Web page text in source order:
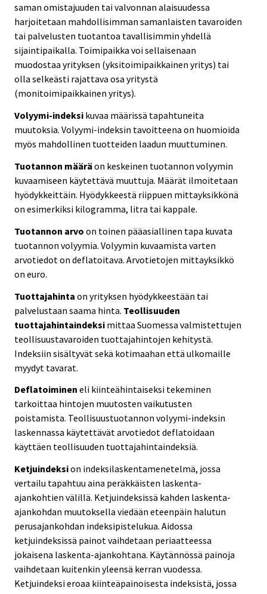
saman omistajuuden tai valvonnan alaisuudessa
harjoitetaan mahdollisimman samanlaisten tavaroiden
tai palvelusten tuotantoa tavallisimmin yhdellä
sijaintipaikalla. Toimipaikka voi sellaisenaan
muodostaa yrityksen (yksitoimipaikkainen yritys) tai
olla selkeästi rajattava osa yritystä
(monitoimipaikkainen yritys).
Volyymi-indeksi kuvaa määrissä tapahtuneita
muutoksia. Volyymi-indeksin tavoitteena on huomioida
myös mahdollinen tuotteiden laadun muuttuminen.
Tuotannon määräon keskeinen tuotannon volyymin
kuvaamiseen käytettävä muuttuja. Määrät ilmoitetaan
hyödykkeittäin. Hyödykkeestä riippuen mittayksikkönä
on esimerkiksi kilogramma, litra tai kappale.
Tuotannon arvo on toinen pääasiallinen tapa kuvata
tuotannon volyymia. Volyymin kuvaamista varten
arvotiedot on deflatoitava. Arvotietojen mittayksikkö
on euro.
Tuottajahinta on yrityksen hyödykkeestään tai
palvelustaan saama hinta. Teollisuuden
tuottajahintaindeksi mittaa Suomessa valmistettujen
teollisuustavaroiden tuottajahintojen kehitystä.
Indeksiin sisältyvät sekä kotimaahan että ulkomaille
myydyt tavarat.
Deflatoiminen eli kiinteähintaiseksi tekeminen
tarkoittaa hintojen muutosten vaikutusten
poistamista. Teollisuustuotannon volyymi-indeksin
laskennassa käytettävät arvotiedot deflatoidaan
käyttäen teollisuuden tuottajahintaindeksiä.
Ketjuindeksion indeksilaskentamenetelmä, jossa
vertailu tapahtuu aina peräkkäisten laskenta-
ajankohtien välillä. Ketjuindeksissä kahden laskenta-
ajankohdan muutoksella viedään eteenpäin halutun
perusajankohdan indeksipistelukua. Aidossa
ketjuindeksissä painot vaihdetaan periaatteessa
jokaisena laskenta-ajankohtana. Käytännössä painoja
vaihdetaan kuitenkin yleensä kerran vuodessa.
Ketjuindeksi eroaa kiinteäpainoisesta indeksistä, jossa